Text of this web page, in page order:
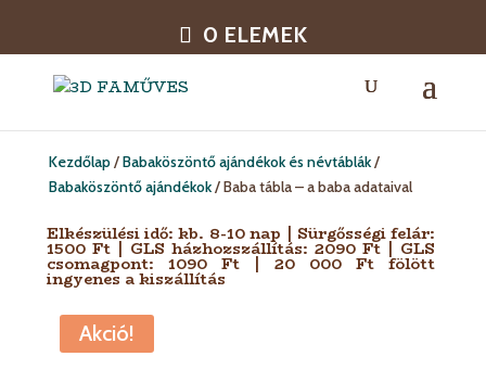
0 ELEMEK
Kezdőlap/Babaköszöntő ajándékok és névtáblák/
Babaköszöntő ajándékok/ Baba tábla – a baba adataival
Elkészülési idő: kb. 8-10 nap | Sürgősségi felár:
1500 Ft | GLS házhozszállítás: 2090 Ft | GLS
csomagpont: 1090 Ft | 20 000 Ft fölött
ingyenes a kiszállítás
Akció!